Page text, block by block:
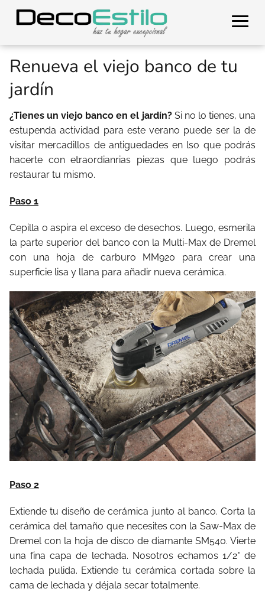
Renueva el viejo banco de tu
jardín
¿Tienes un viejo banco en el jardín?Si no lo tienes, una
estupenda actividad para este verano puede ser la de
visitar mercadillos de antiguedades en lso que podrás
hacerte con etraordianrias piezas que luego podrás
restaurar tu mismo.
Paso 1
Cepilla o aspira el exceso de desechos. Luego, esmerila
la parte superior del banco con la Multi-Max de Dremel
con una hoja de carburo MM920 para crear una
superficie lisa y llana para añadir nueva cerámica.
Paso 2
Extiende tu diseño de cerámica junto al banco. Corta la
cerámica del tamaño que necesites con la Saw-Max de
Dremel con la hoja de disco de diamante SM540. Vierte
una fina capa de lechada. Nosotros echamos 1/2" de
lechada pulida. Extiende tu cerámica cortada sobre la
cama de lechada y déjala secar totalmente.